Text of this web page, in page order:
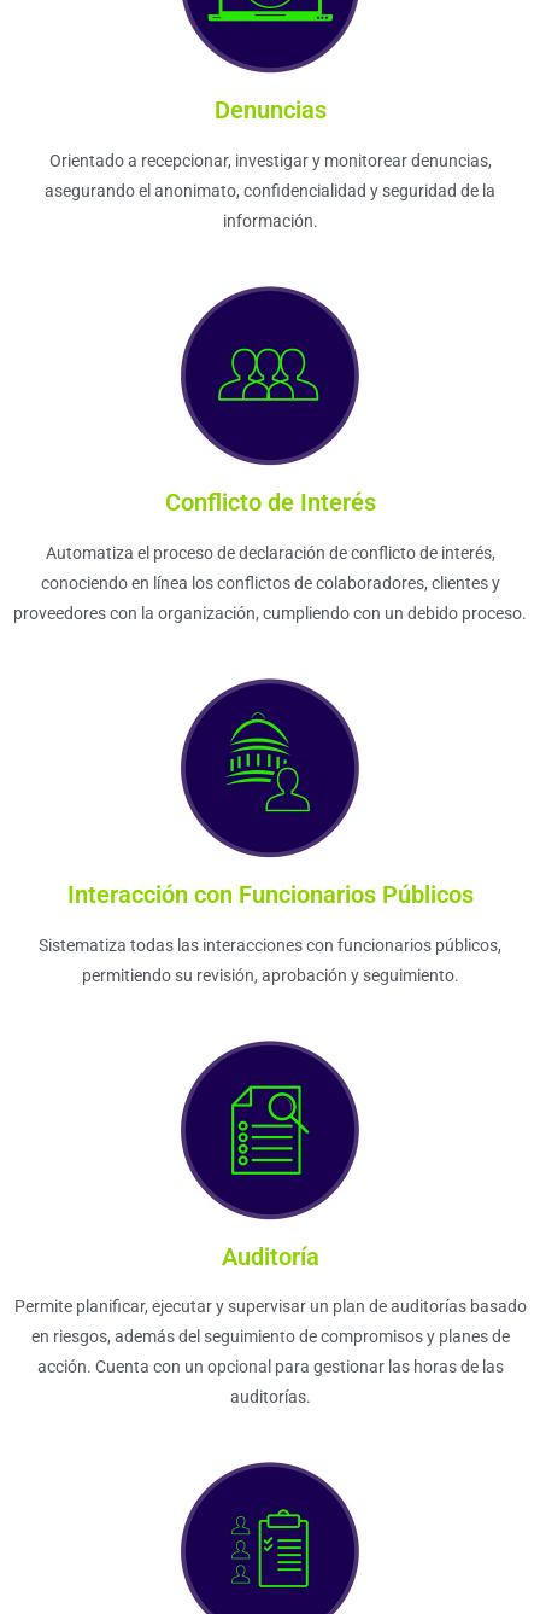
Denuncias
Orientado a recepcionar, investigar y monitorear denuncias,
asegurando el anonimato, confidencialidad y seguridad de la
información.
Conflicto de Interés
Automatiza el proceso de declaración de conflicto de interés,
conociendo en línea los conflictos de colaboradores, clientes y
proveedores con la organización, cumpliendo con un debido proceso.
Interacción con Funcionarios Públicos
Sistematiza todas las interacciones con funcionarios públicos,
permitiendo su revisión, aprobación y seguimiento.
Auditoría
Permite planificar, ejecutar y supervisar un plan de auditorías basado
en riesgos, además del seguimiento de compromisos y planes de
acción. Cuenta con un opcional para gestionar las horas de las
auditorías.